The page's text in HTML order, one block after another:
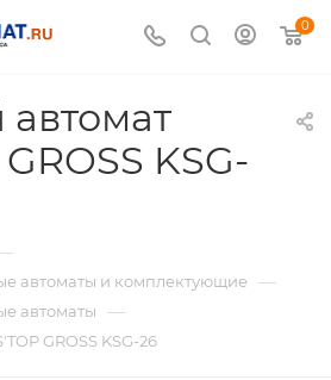
0
KSG-
автоматы и комплектующие —
автоматы —
GROSS KSG-26